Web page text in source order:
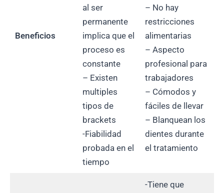
Beneficios
al ser
permanente
implica que el
proceso es
constante
– Existen
multiples
tipos de
brackets
-Fiabilidad
probada en el
tiempo
– No hay
restricciones
alimentarias
– Aspecto
profesional para
trabajadores
– Cómodos y
fáciles de llevar
– Blanquean los
dientes durante
el tratamiento
-Tiene que